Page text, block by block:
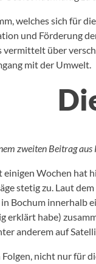
welches sich für
und Förderung
über
mit der Umwelt.
zweiten Beitrag aus
Wochen hat
stetig zu. Laut
Bochum innerhalb
erklärt habe)
anderem auf
nicht nur für